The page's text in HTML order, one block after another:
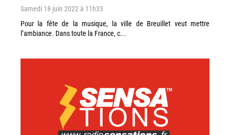
Samedi 18 juin 2022 à 11h33
Pour la fête de la musique, la ville de Breuillet veut mettre
l’ambiance. Dans toute la France, c...